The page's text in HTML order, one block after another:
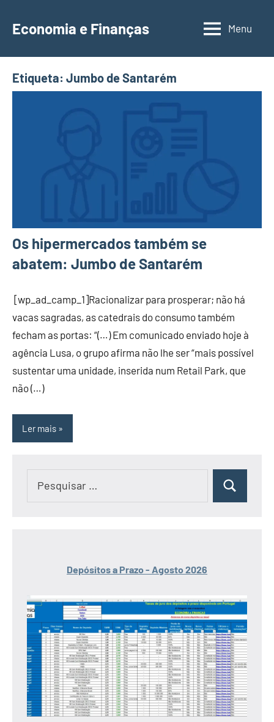
para
conteúdo
Economia e Finanças
Depósitos
IRS,
Finanças
Menu
Etiqueta: Jumbo de Santarém
Os hipermercados também se
abatem: Jumbo de Santarém
[wp_ad_camp_1]Racionalizar para prosperar; não há
vacas sagradas, as catedrais do consumo também
fecham as portas: “(…) Em comunicado enviado hoje à
agência Lusa, o grupo afirma não lhe ser “mais possível
sustentar uma unidade, inserida num Retail Park, que
não (…)
Ler mais
Pesquisar
Depósitos a Prazo - Agosto 2026